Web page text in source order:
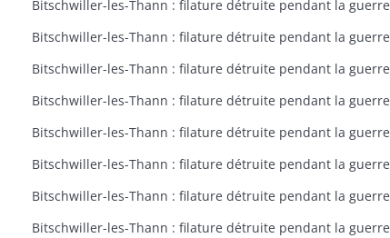
Bitschwiller-les-Thann : filature détruite pendant la guerre
Bitschwiller-les-Thann : filature détruite pendant la guerre
Bitschwiller-les-Thann : filature détruite pendant la guerre
Bitschwiller-les-Thann : filature détruite pendant la guerre
Bitschwiller-les-Thann : filature détruite pendant la guerre
Bitschwiller-les-Thann : filature détruite pendant la guerre
Bitschwiller-les-Thann : filature détruite pendant la guerre
Bitschwiller-les-Thann : filature détruite pendant la guerre